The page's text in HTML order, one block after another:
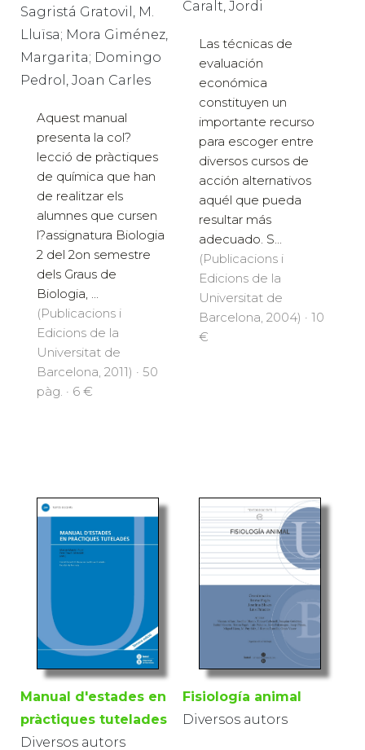
Sagristá Gratovil, M.
Lluïsa; Mora Giménez,
Margarita; Domingo
Pedrol, Joan Carles
Aquest manual
presenta la col?
lecció de pràctiques
de química que han
de realitzar els
alumnes que cursen
l?assignatura Biologia
2 del 2on semestre
dels Graus de
Biologia, ...
(Publicacions i
Edicions de la
Universitat de
Barcelona, 2011) · 50
pàg. · 6 €
Caralt, Jordi
Las técnicas de
evaluación
económica
constituyen un
importante recurso
para escoger entre
diversos cursos de
acción alternativos
aquél que pueda
resultar más
adecuado. S...
(Publicacions i
Edicions de la
Universitat de
Barcelona, 2004) · 10
€
Manual d'estades en
pràctiques tutelades
Diversos autors
Fisiología animal
Diversos autors